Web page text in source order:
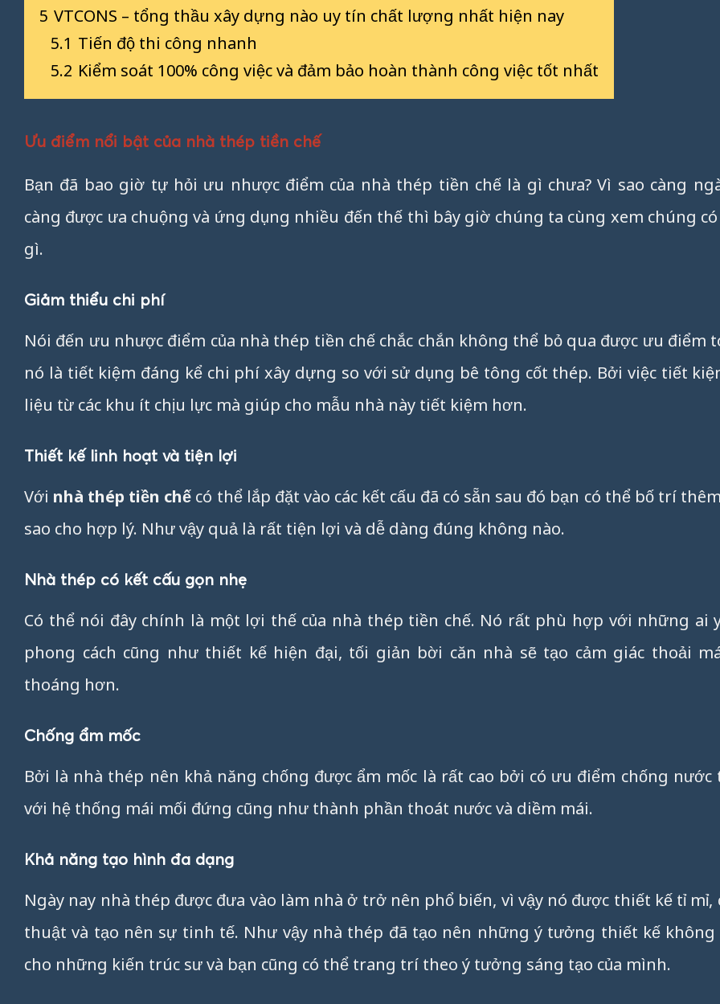
5 VTCONS – tổng thầu xây dựng nào uy tín chất lượng nhất hiện nay
5.1 Tiến độ thi công nhanh
5.2 Kiểm soát 100% công việc và đảm bảo hoàn thành công việc tốt nhất
Ưu điểm nổi bật của nhà thép tiền chế
Bạn đã bao giờ tự hỏi ưu nhược điểm của nhà thép tiền chế là gì chưa? Vì sao càng
càng được ưa chuộng và ứng dụng nhiều đến thế thì bây giờ chúng ta cùng xem chúng
gì.
Giảm thiểu chi phí
Nói đến ưu nhược điểm của nhà thép tiền chế chắc chắn không thể bỏ qua được ưu điểm
nó là tiết kiệm đáng kể chi phí xây dựng so với sử dụng bê tông cốt thép. Bởi việc tiết
liệu từ các khu ít chịu lực mà giúp cho mẫu nhà này tiết kiệm hơn.
Thiết kế linh hoạt và tiện lợi
Với nhà thép tiền chế có thể lắp đặt vào các kết cấu đã có sẵn sau đó bạn có thể bố trí
sao cho hợp lý. Như vậy quả là rất tiện lợi và dễ dàng đúng không nào.
Nhà thép có kết cấu gọn nhẹ
Có thể nói đây chính là một lợi thế của nhà thép tiền chế. Nó rất phù hợp với những ai
phong cách cũng như thiết kế hiện đại, tối giản bời căn nhà sẽ tạo cảm giác thoải
thoáng hơn.
Chống ẩm mốc
Bởi là nhà thép nên khả năng chống được ẩm mốc là rất cao bởi có ưu điểm chống nước
với hệ thống mái mối đứng cũng như thành phần thoát nước và diềm mái.
Khả năng tạo hình đa dạng
Ngày nay nhà thép được đưa vào làm nhà ở trở nên phổ biến, vì vậy nó được thiết kế tỉ mỉ,
thuật và tạo nên sự tinh tế. Như vậy nhà thép đã tạo nên những ý tưởng thiết kế
cho những kiến trúc sư và bạn cũng có thể trang trí theo ý tưởng sáng tạo của mình.